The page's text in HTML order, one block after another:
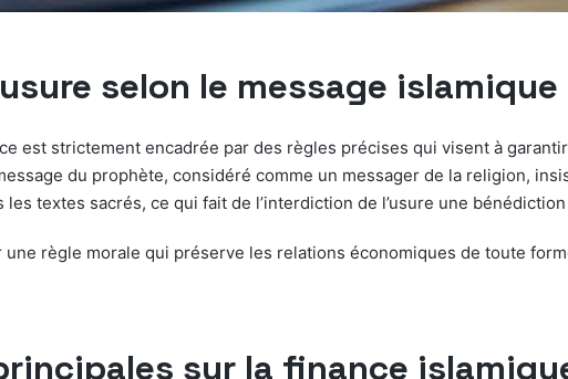
selon le message islamique
est strictement encadrée par des règles précises qui visent à
du prophète, considéré comme un messager de la religion,
textes sacrés, ce qui fait de l’interdiction de l’usure une
une règle morale qui préserve les relations économiques de toute
sur la finance